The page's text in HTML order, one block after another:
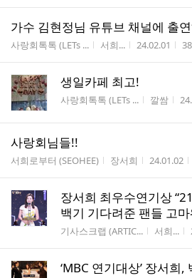
가수 김현정님 유튜브 채널에 출
게시판명
사랑회톡톡 (LETs ... 작성자
서희... 작성시간
24.02.01 조
38
생일카페 최고!
게시판명
사랑회톡톡 (LETs ... 작성자
깔쌈 작
사랑회님들!!
게시판명
서희로부터 (SEOHEE) 작성자
장서희 작성시간
24.01.02
장서희 최우수연기상
백기 기다려준 팬들 고마
게시판명
기사스크랩 (ARTIC... 작성자
서희...
‘MBC 연기대상’ 장서희,